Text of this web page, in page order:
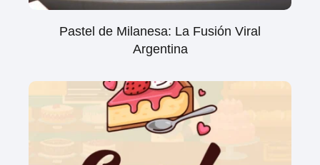
Pastel de Milanesa: La Fusión Viral
Argentina